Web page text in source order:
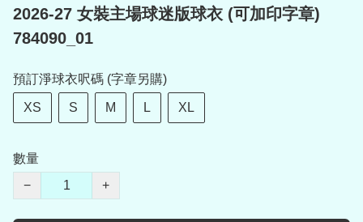
2026-27 女裝主場球迷版球衣 (可加印字章)
784090_01
預訂淨球衣呎碼 (字章另購)
XS S M L XL
數量
−
+